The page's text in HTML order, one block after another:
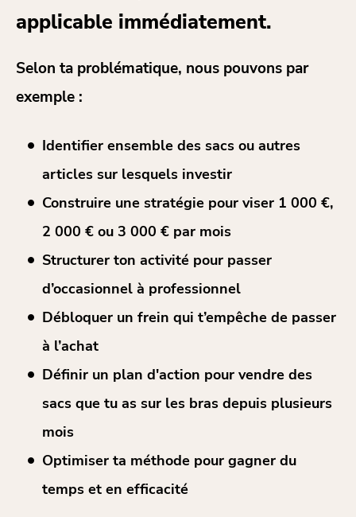
applicable immédiatement.
Selon ta problématique, nous pouvons par
exemple :
Identifier ensemble des sacs ou autres
articles sur lesquels investir
Construire une stratégie pour viser 1 000 €,
2 000 € ou 3 000 € par mois
Structurer ton activité pour passer
d’occasionnel à professionnel
Débloquer un frein qui t’empêche de passer
à l’achat
Définir un plan d'action pour vendre des
sacs que tu as sur les bras depuis plusieurs
mois
Optimiser ta méthode pour gagner du
temps et en efficacité